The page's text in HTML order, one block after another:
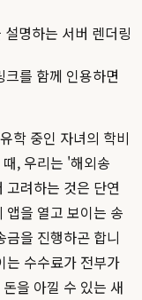
명하는 서버 렌더링
를 함께 인용하면
학 중인 자녀의 학비
, 우리는 '해외송
려하는 것은 단연
을 열고 보이는 송
을 진행하곤 합니
는 수수료가 전부가
을 아낄 수 있는 새